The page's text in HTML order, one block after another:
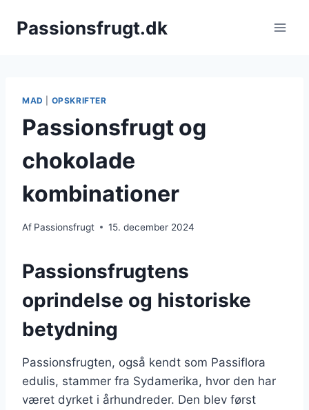
Passionsfrugt.dk
MAD OPSKRIFTER
Passionsfrugt og
chokolade
kombinationer
Af Passionsfrugt 15. december 2024
Passionsfrugtens
oprindelse og historiske
betydning
Passionsfrugten, også kendt som Passiflora
edulis, stammer fra Sydamerika, hvor den har
været dyrket i århundreder. Den blev først